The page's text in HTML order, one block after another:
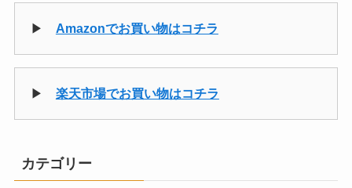
▶ Amazonでお買い物はコチラ
▶ 楽天市場でお買い物はコチラ
カテゴリー